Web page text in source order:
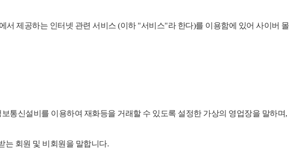
제공하는 인터넷 관련 서비스 (이하 "서비스"라 한다)를 이용함에 있어 사이버 몰
통신설비를 이용하여 재화등을 거래할 수 있도록 설정한 가상의 영업장을 말하며,
는 회원 및 비회원을 말합니다.